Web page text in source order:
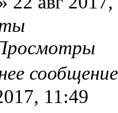
11:49